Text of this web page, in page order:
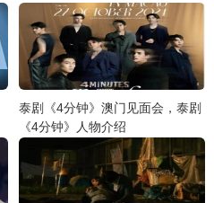
泰剧《4分钟》澳门见面会，泰剧
《4分钟》人物介绍